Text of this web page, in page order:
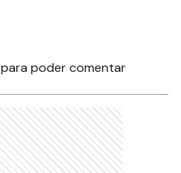
para poder comentar